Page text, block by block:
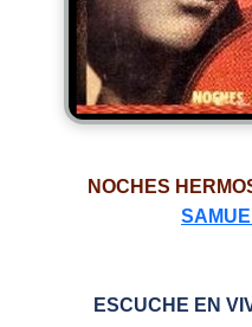
NOCHES
ESCUCHE EN